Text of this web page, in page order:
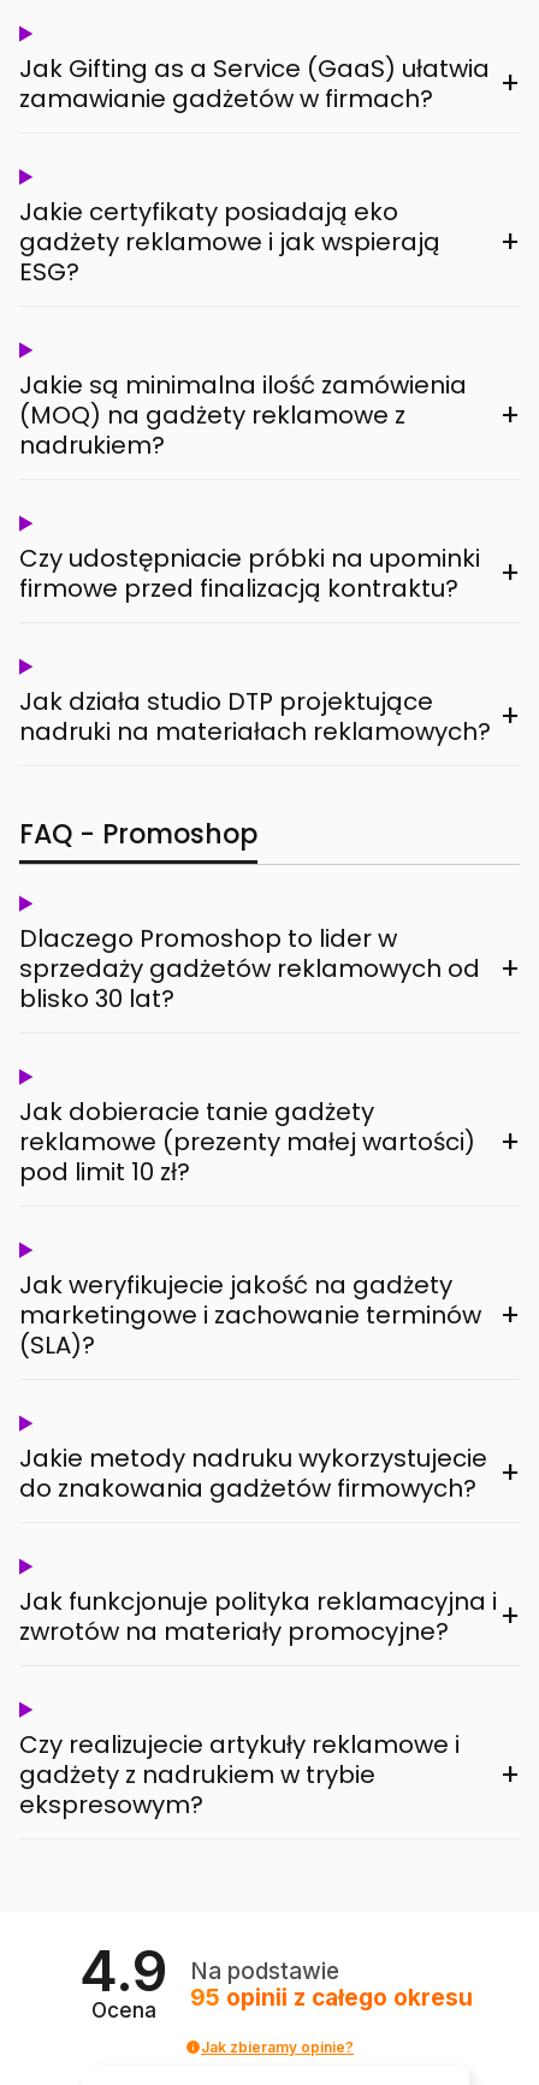
Jak Gifting as a Service (GaaS) ułatwia
zamawianie gadżetów w firmach?
+
Jakie certyfikaty posiadają eko
gadżety reklamowe i jak wspierają
ESG?
+
Jakie są minimalna ilość zamówienia
(MOQ) na gadżety reklamowe z
nadrukiem?
+
Czy udostępniacie próbki na upominki
firmowe przed finalizacją kontraktu?
+
Jak działa studio DTP projektujące
nadruki na materiałach reklamowych? +
FAQ - Promoshop
Dlaczego Promoshop to lider w
sprzedaży gadżetów reklamowych od
blisko 30 lat?
+
Jak dobieracie tanie gadżety
reklamowe (prezenty małej wartości)
pod limit 10 zł?
+
Jak weryfikujecie jakość na gadżety
marketingowe i zachowanie terminów
(SLA)?
+
Jakie metody nadruku wykorzystujecie
do znakowania gadżetów firmowych?
+
Jak funkcjonuje polityka reklamacyjna i
zwrotów na materiały promocyjne?
+
Czy realizujecie artykuły reklamowe i
gadżety z nadrukiem w trybie
ekspresowym?
+
4.9
Ocena
Na podstawie
95 opinii z całego okresu
Jak zbieramy opinie?